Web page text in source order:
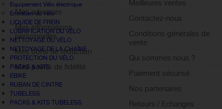
Equipement Vélo électrique
Entretien du vélo
LIQUIDE DE FREIN
LUBRIFICATION DU VÉLO
NETTOYAGE DU VÉLO
NETTOYAGE DE LA CHAÎNE
PROTECTION DU VÉLO
PACKS & KITS
EBIKE
RUBAN DE CINTRE
TUBELESS
PACKS & KITS TUBELESS
Mes adresses
Mes informations
personnelles
Mes bons de réduction
Mes points de fidélité
Sign out
Meilleures ventes
Contactez-nous
Conditions générales de
vente
Qui sommes nous ?
Paiement sécurisé
Nos partenaires
Retours / Echanges